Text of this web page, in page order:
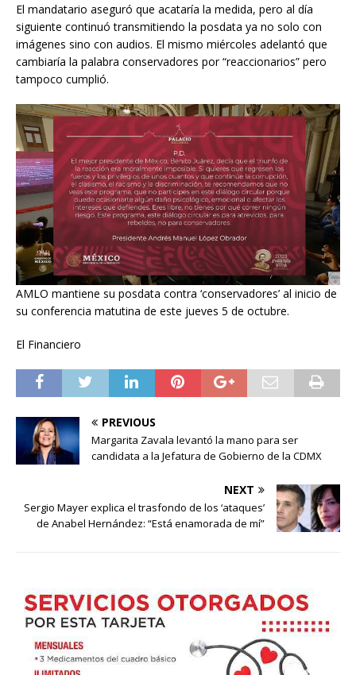
El mandatario aseguró que acataría la medida, pero al día
siguiente continuó transmitiendo la posdata ya no solo con
imágenes sino con audios. El mismo miércoles adelantó que
cambiaría la palabra conservadores por “reaccionarios” pero
tampoco cumplió.
AMLO mantiene su posdata contra ‘conservadores’ al inicio de
su conferencia matutina de este jueves 5 de octubre.
El Financiero
PREVIOUS
Margarita Zavala levantó la mano para ser
candidata a la Jefatura de Gobierno de la CDMX
NEXT
Sergio Mayer explica el trasfondo de los ‘ataques’
de Anabel Hernández: “Está enamorada de mí”